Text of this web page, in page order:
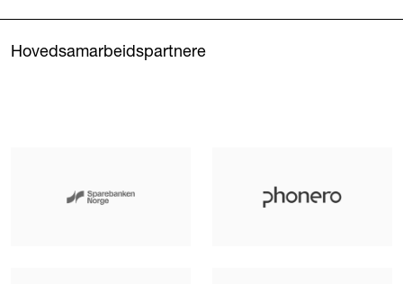
Hovedsamarbeidspartnere